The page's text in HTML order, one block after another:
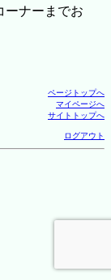
ーナーまでお
ページトップへ
マイページへ
サイトトップへ
ログアウト